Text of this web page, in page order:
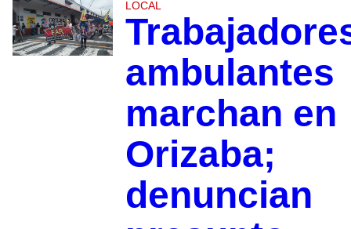
LOCAL
ambulantes
marchan en
Orizaba;
denuncian